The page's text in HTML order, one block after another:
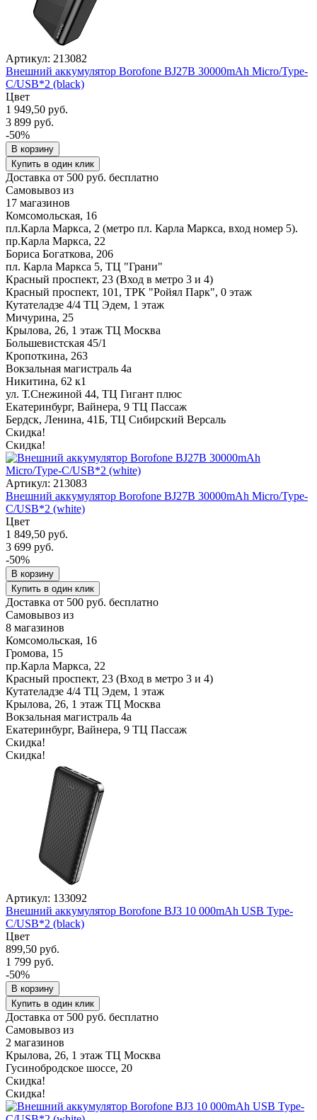
Артикул: 213082
Внешний аккумулятор Borofone BJ27B 30000mAh Micro/Type-
C/USB*2 (black)
Цвет
1 949,50 руб.
3 899 руб.
-50%
В корзину
Купить в один клик
Доставка от 500 руб. бесплатно
Самовывоз из
17 магазинов
Комсомольская, 16
пл.Карла Маркса, 2 (метро пл. Карла Маркса, вход номер 5).
пр.Карла Маркса, 22
Бориса Богаткова, 206
пл. Карла Маркса 5, ТЦ "Грани"
Красный проспект, 23 (Вход в метро 3 и 4)
Красный проспект, 101, ТРК "Ройял Парк", 0 этаж
Кутателадзе 4/4 ТЦ Эдем, 1 этаж
Мичурина, 25
Крылова, 26, 1 этаж ТЦ Москва
Большевистская 45/1
Кропоткина, 263
Вокзальная магистраль 4а
Никитина, 62 к1
ул. Т.Снежиной 44, ТЦ Гигант плюс
Екатеринбург, Вайнера, 9 ТЦ Пассаж
Бердск, Ленина, 41Б, ТЦ Сибирский Версаль
Скидка!
Скидка!
Артикул: 213083
Внешний аккумулятор Borofone BJ27B 30000mAh Micro/Type-
C/USB*2 (white)
Цвет
1 849,50 руб.
3 699 руб.
-50%
В корзину
Купить в один клик
Доставка от 500 руб. бесплатно
Самовывоз из
8 магазинов
Комсомольская, 16
Громова, 15
пр.Карла Маркса, 22
Красный проспект, 23 (Вход в метро 3 и 4)
Кутателадзе 4/4 ТЦ Эдем, 1 этаж
Крылова, 26, 1 этаж ТЦ Москва
Вокзальная магистраль 4а
Екатеринбург, Вайнера, 9 ТЦ Пассаж
Скидка!
Скидка!
Артикул: 133092
Внешний аккумулятор Borofone BJ3 10 000mAh USB Type-
C/USB*2 (black)
Цвет
899,50 руб.
1 799 руб.
-50%
В корзину
Купить в один клик
Доставка от 500 руб. бесплатно
Самовывоз из
2 магазинов
Крылова, 26, 1 этаж ТЦ Москва
Гусинобродское шоссе, 20
Скидка!
Скидка!